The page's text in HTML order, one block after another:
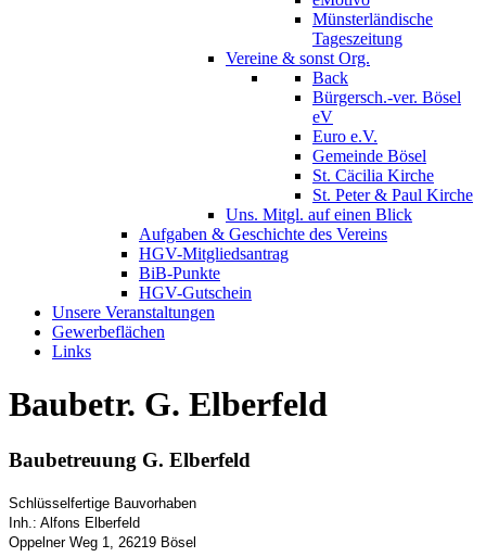
Münsterländische
Tageszeitung
Vereine & sonst Org.
Back
Bürgersch.-ver. Bösel
eV
Euro e.V.
Gemeinde Bösel
St. Cäcilia Kirche
St. Peter & Paul Kirche
Uns. Mitgl. auf einen Blick
Aufgaben & Geschichte des Vereins
HGV-Mitgliedsantrag
BiB-Punkte
HGV-Gutschein
Unsere Veranstaltungen
Gewerbeflächen
Links
Baubetr. G. Elberfeld
Baubetreuung G. Elberfeld
Schlüsselfertige Bauvorhaben
Inh.: Alfons Elberfeld
Oppelner Weg 1, 26219 Bösel